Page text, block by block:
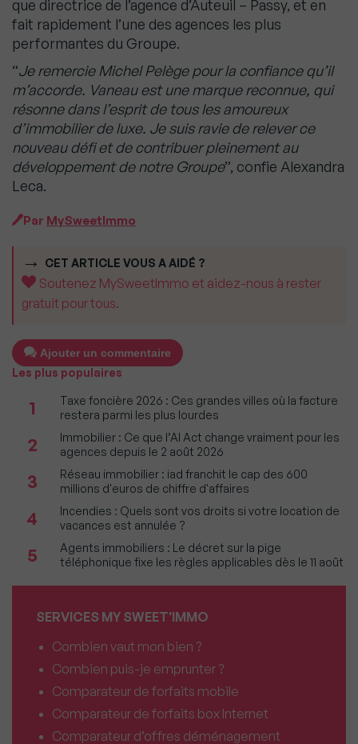
que directrice de l’agence d’Auteuil – Passy, et en
fait rapidement l’une des agences les plus
performantes du Groupe.
“Je remercie Michel Pelège pour la confiance qu’il
m’accorde. Vaneau est une marque reconnue, qui
résonne dans l’esprit de tous les amoureux
d’immobilier de luxe. Je suis ravie de relever ce
nouveau défi et de contribuer pleinement au
développement de notre Groupe”, confie Alexandra
Leca.
Par MySweetImmo
CET ARTICLE VOUS A AIDÉ ?
Soutenez MySweetImmo et aidez-nous à rester
gratuit pour tous.
Ajouter un commentaire
Les plus populaires
1
Taxe foncière 2026 : Ces grandes villes où la facture
restera parmi les plus lourdes
2
Immobilier : Ce que l’AI Act change vraiment pour les
agences depuis le 2 août 2026
3
Réseau immobilier : iad franchit le cap des 600
millions d'euros de chiffre d'affaires
4
Incendies : Quels sont vos droits si votre location de
vacances est annulée ?
5
Agents immobiliers : Le décret sur la pige
téléphonique fixe les règles applicables dès le 11 août
SERVICES MY SWEET'IMMO
Combien vaut mon bien ?
Combien puis-je emprunter ?
Comparateur de forfaits mobile
Comparateur de forfaits box Internet
Comparateur d’offres déménagement